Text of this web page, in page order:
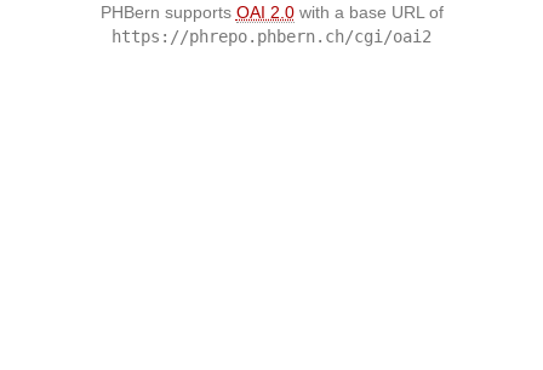
PHBern supports OAI 2.0with a base URL of
https://phrepo.phbern.ch/cgi/oai2